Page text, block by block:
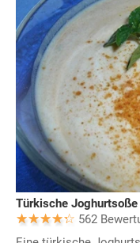
Türkische Joghurtsoße
562